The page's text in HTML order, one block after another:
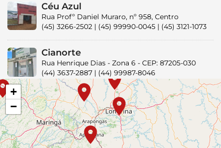
Céu Azul
Rua Profº Daniel Muraro, nº 958, Centro
(45) 3266-2502 | (45) 99990-0045 | (45) 3121-1073
Cianorte
Rua Henrique Dias - Zona 6 - CEP: 87205-030
(44) 3637-2887 | (44) 99987-8046
Curitiba
Rua Desembargador Motta, n° 2.080, Batel
(41) 99760-0824 | (41) 99552-0265
Engenheiro Beltrão
+
−